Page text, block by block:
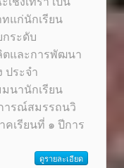
แก่นักเรียน
ระดับ
ตและการพัฒนา
ประจำ
นานักเรียน
ารณ์สมรรถนวิ
คเรียนที่ ๑ ปีการ
ดูรายละเอียด